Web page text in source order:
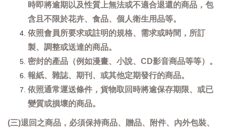
時即將逾期以及性質上無法或不適合退還的商品，包
含且不限於花卉、食品、個人衛生用品等。
依照會員所要求或註明的規格、需求或時間，所訂
製、調整或送達的商品。
密封的產品（例如漫畫、小說、CD影音商品等等）。
報紙、雜誌、期刊、或其他定期發行的商品。
依照通常運送條件，貨物取回時將逾保存期限、或已
變質或損壞的商品。
(三)退回之商品，必須保持商品、贈品、附件、內外包裝、